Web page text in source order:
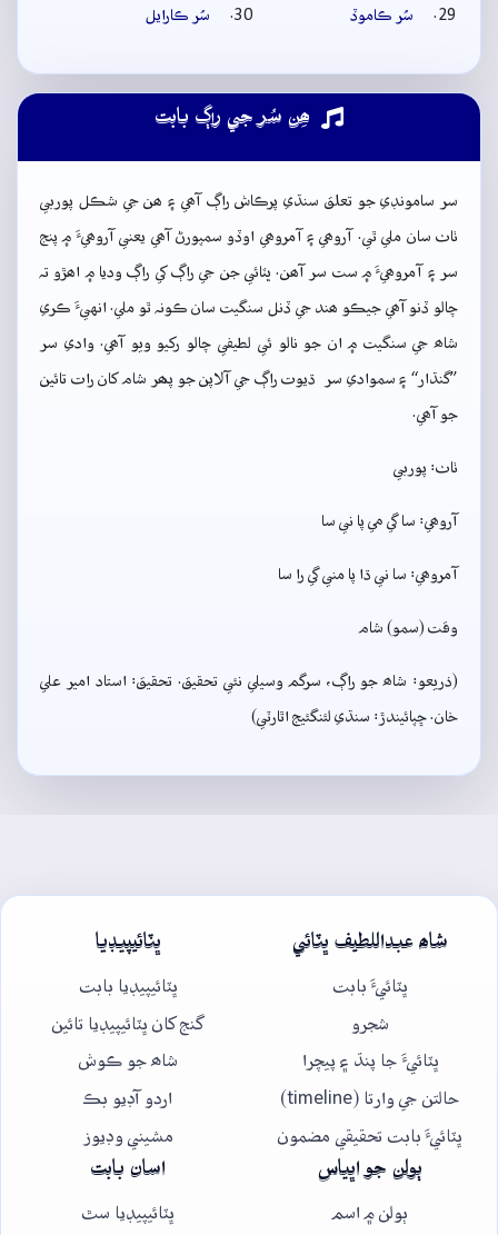
سُر ڪاموڏ
سُر ڪارايل
ھِن سُر جي راڳ بابت
سر سامونڊي جو تعلق سنڌي پرڪاش راڳ آھي ۽ ھن جي شڪل پوربي
ٺاٺ سان ملي ٿي. آروھي ۽ آمروھي اوڏو سمپورڻ آھي يعني آروھيءَ ۾ پنج
سر ۽ آمروھيءَ ۾ ست سر آھن. ڀٽائي جن جي راڳ کي راڳ وديا ۾ اھڙو تہ
چالو ڏنو آھي جيڪو ھند جي ڏنل سنگيت سان ڪونہ ٿو ملي. انهيءَ ڪري
شاھ جي سنگيت ۾ ان جو نالو ئي لطيفي چالو رکيو ويو آھي. وادي سر
”گنڌار“ ۽ سموادي سر ڌيوت راڳ جي آلاپن جو پھر شام کان رات تائين
جو آھي.
ٺاٺ: پوربي
آروھي: سا گي مي پا ني سا
آمروھي: سا ني ڌا پا مني گي را سا
وقت (سمو) شام
(ذريعو: شاھ جو راڳ، سرگم وسيلي نئي تحقيق. تحقيق: استاد امير علي
خان. ڇپائيندڙ: سنڌي لئنگئيج اٿارٽي)
شاھ عبداللطيف ڀٽائي
ڀٽائيءَ بابت
شجرو
ڀٽائيءَ جا پنڌ ۽ پيچرا
حالتن جي وارتا (timeline)
ڀٽائيءَ بابت تحقيقي مضمون
ڀٽائيپيڊيا
ڀٽائيپيڊيا بابت
گنج کان ڀٽائيپيڊيا تائين
شاھ جو ڪوش
اردو آڊيو بڪ
مشيني وڊيوز
ٻولن جو اڀياس
ٻولن ۾ اسم
اسان بابت
ڀٽائيپيڊيا سٿ